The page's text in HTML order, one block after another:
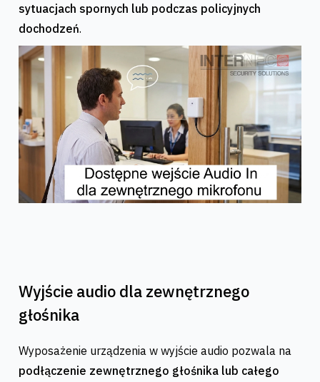
sytuacjach spornych lub podczas policyjnych
dochodzeń.
Wyjście audio dla zewnętrznego
głośnika
Wyposażenie urządzenia w wyjście audio pozwala na
podłączenie zewnętrznego głośnika lub całego